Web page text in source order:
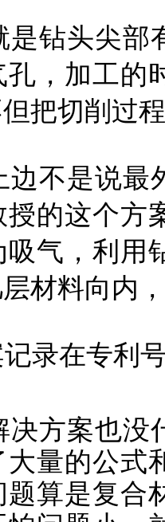
钻头尖部
，加工的
把切削过
不是说最
的这个方
气，利用
材料向内
录在专利号
方案也没
量的公式
算是复合